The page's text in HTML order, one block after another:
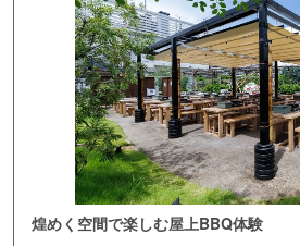
煌めく空間で楽しむ屋上BBQ体験